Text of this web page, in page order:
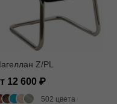
Z/PL
12 600
502 цвета